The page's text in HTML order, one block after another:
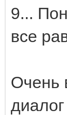
9...
все
Очень